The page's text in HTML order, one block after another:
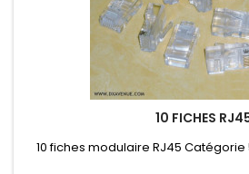
10 FICHES
10 fiches modulaire RJ45